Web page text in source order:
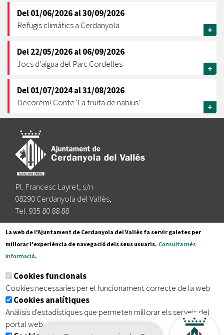
Del01/06/2026al30/09/2026
Refugis climàtics a Cerdanyola
+
Del22/05/2026al06/09/2026
Jocs d'aigua del Parc Cordelles
+
Del01/07/2024al31/08/2026
Decorem! Conte 'La truita de nabius'
+
Pl. Francesc Layret, s/n
08290 Cerdanyola del Vallès,
Tel. 935 80 88 88
Segueix-nos a:
Subscriu-te al nostre butlletí
Inici | Avís legal | Protecció de dades
| Accessibilitat
La web de l'Ajuntament de Cerdanyola del Vallès fa servir galetes per
millorar l'experiència de navegació dels seus usuaris. Consulta més
informació.
Cookies funcionals
Cookies necessaries per el funcionament correcte de la web
Cookies analítiques
Anàlisis d'estadístiques que permeten millorar els serveis del
portal web